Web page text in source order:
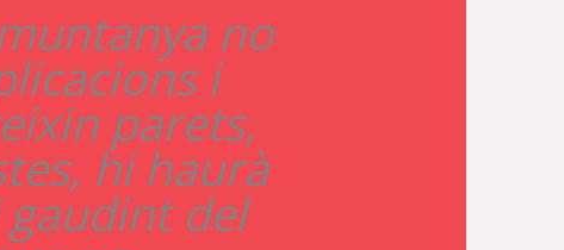
no
i
parets,
hi haurà
gaudint del